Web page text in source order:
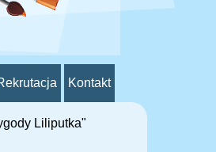
Kontakt
Liliputka"